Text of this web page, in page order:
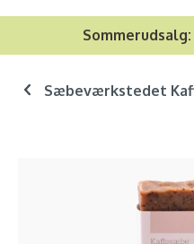
Sæbeværkstedet